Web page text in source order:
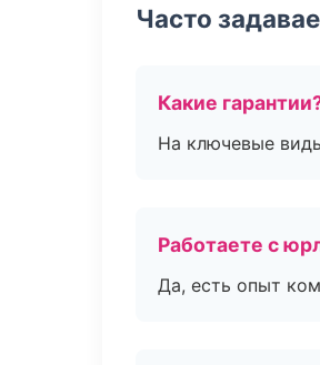
Часто
Какие
На ключевые
Работаете с
Да, есть опыт